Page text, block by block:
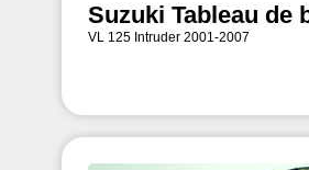
Suzuki Tableau de
VL 125 Intruder 2001-2007